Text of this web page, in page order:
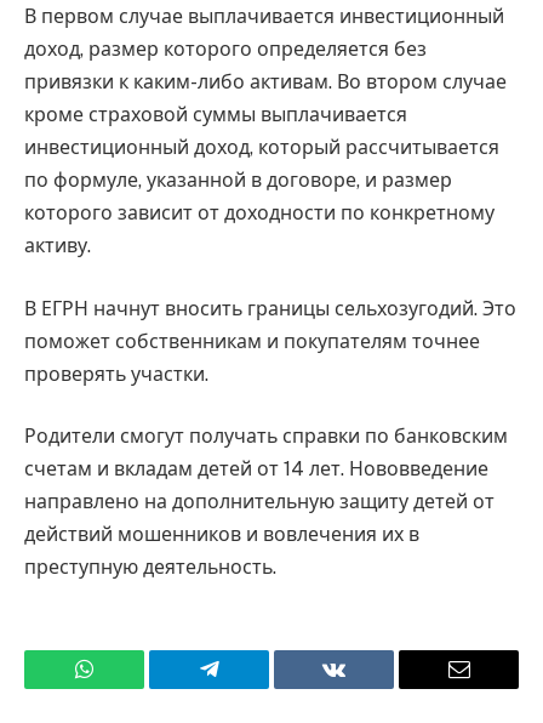
В первом случае выплачивается инвестиционный
доход, размер которого определяется без
привязки к каким-либо активам. Во втором случае
кроме страховой суммы выплачивается
инвестиционный доход, который рассчитывается
по формуле, указанной в договоре, и размер
которого зависит от доходности по конкретному
активу.
В ЕГРН начнут вносить границы сельхозугодий. Это
поможет собственникам и покупателям точнее
проверять участки.
Родители смогут получать справки по банковским
счетам и вкладам детей от 14 лет. Нововведение
направлено на дополнительную защиту детей от
действий мошенников и вовлечения их в
преступную деятельность.
WhatsApp Телеграмм ВКонтакте